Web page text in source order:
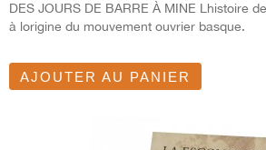
DES JOURS DE BARRE À MINE Lhistoire
à lorigine du mouvement ouvrier basque.
AJOUTER AU PANIER